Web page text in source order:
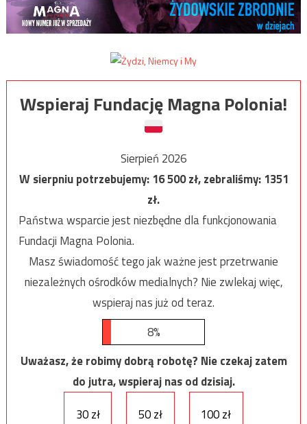
Wspieraj Fundację Magna Polonia!
Sierpień 2026
W sierpniu potrzebujemy:16 500zł, zebraliśmy:1351
zł.
Państwa wsparcie jest niezbędne dla funkcjonowania
Fundacji Magna Polonia.
Masz świadomość tego jak ważne jest przetrwanie
niezależnych ośrodków medialnych? Nie zwlekaj więc,
wspieraj nas już od teraz.
8%
Uważasz, że robimy dobrą robotę? Nie czekaj zatem
do jutra, wspieraj nas od dzisiaj.
30 zł
50 zł 100 zł